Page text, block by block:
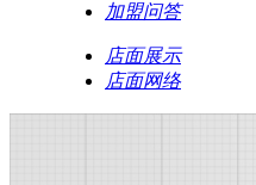
加盟问答
店面展示
店面网络